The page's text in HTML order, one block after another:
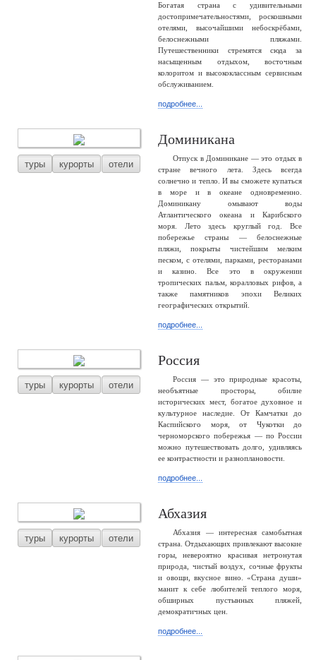
Богатая страна с удивительными
достопримечательностями, роскошными
отелями, высочайшими небоскрёбами,
белоснежными пляжами.
Путешественники стремятся сюда за
насыщенным отдыхом, восточным
колоритом и высококлассным сервисным
обслуживанием.
подробнее...
туры курорты отели
Доминикана
Отпуск в Доминикане — это отдых в
стране вечного лета. Здесь всегда
солнечно и тепло. И вы сможете купаться
в море и в океане одновременно.
Доминикану омывают воды
Атлантического океана и Карибского
моря. Лето здесь круглый год. Все
побережье страны — белоснежные
пляжи, покрыты чистейшим мелким
песком, с отелями, парками, ресторанами
и казино. Все это в окружении
тропических пальм, коралловых рифов, а
также памятников эпохи Великих
географических открытий.
подробнее...
туры курорты отели
Россия
Россия — это природные красоты,
необъятные просторы, обилие
исторических мест, богатое духовное и
культурное наследие. От Камчатки до
Каспийского моря, от Чукотки до
черноморского побережья — по России
можно путешествовать долго, удивляясь
ее контрастности и разноплановости.
подробнее...
туры курорты отели
Абхазия
Абхазия — интересная самобытная
страна. Отдыхающих привлекают высокие
горы, невероятно красивая нетронутая
природа, чистый воздух, сочные фрукты
и овощи, вкусное вино. «Страна души»
манит к себе любителей теплого моря,
обширных пустынных пляжей,
демократичных цен.
подробнее...